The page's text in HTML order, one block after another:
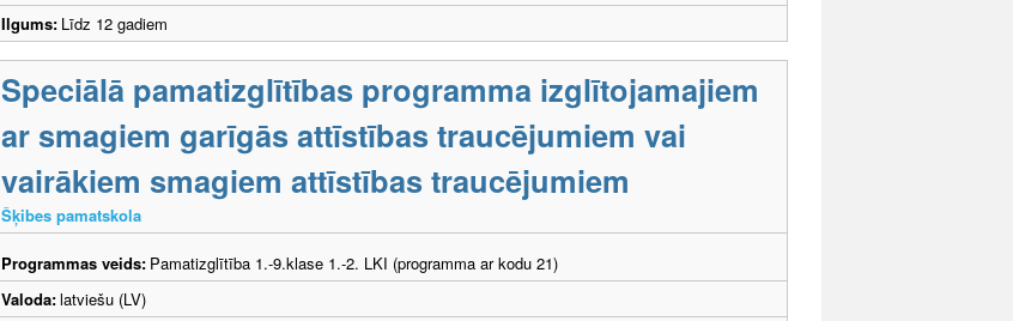
Ilgums: Līdz 12 gadiem
Speciālā pamatizglītības programma izglītojamajiem
ar smagiem garīgās attīstības traucējumiem vai
vairākiem smagiem attīstības traucējumiem
Šķibes pamatskola
Programmas veids: Pamatizglītība 1.-9.klase 1.-2. LKI (programma ar kodu 21)
Valoda:latviešu (LV)